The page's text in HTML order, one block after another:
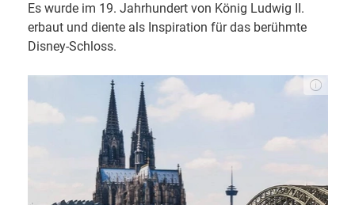
Es wurde im 19. Jahrhundert von König Ludwig II.
erbaut und diente als Inspiration für das berühmte
Disney-Schloss.